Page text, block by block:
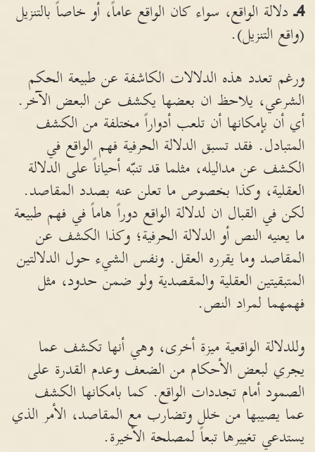
4ـدلالة الواقع، سواء كان الواقع عاماً، أو خاصاً بالتنزيل
(واقع التنزيل).
ورغم تعدد هذه الدلالات الكاشفة عن طبيعة الحكم
الشرعي، يلاحظ ان بعضها يكشف عن البعض الآخر.
أي أن بإمكانها أن تلعب أدواراً مختلفة من الكشف
المتبادل. فقد تسبق الدلالة الحرفية فهم الواقع في
الكشف عن مداليله، مثلما قد تنبّه أحياناً على الدلالة
العقلية، وكذا بخصوص ما تعلن عنه بصدد المقاصد.
لكن في القبال ان لدلالة الواقع دوراً هاماً في فهم طبيعة
ما يعنيه النص أو الدلالة الحرفية؛ وكذا الكشف عن
المقاصد وما يقرره العقل. ونفس الشيء حول الدلالتين
المتبقيتين العقلية والمقصدية ولو ضمن حدود، مثل
فهمهما لمراد النص.
وللدلالة الواقعية ميزة أخرى، وهي أنها تكشف عما
يجري لبعض الأحكام من الضعف وعدم القدرة على
الصمود أمام تجددات الواقع. كما بامكانها الكشف
عما يصيبها من خلل وتضارب مع المقاصد، الأمر الذي
يستدعي تغييرها تبعاً لمصلحة الأخيرة.